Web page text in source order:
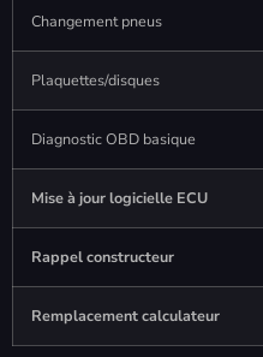
Changement pneus
Plaquettes/disques
Diagnostic OBD basique
Mise à jour logicielle ECU
Rappel constructeur
Remplacement calculateur